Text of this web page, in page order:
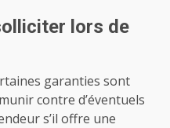
lors de
garanties sont
contre d’éventuels
s’il offre une